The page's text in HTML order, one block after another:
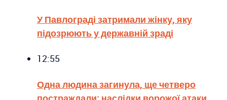
У Павлограді затримали жінку, яку
підозрюють у державній зраді
12:55
Одна людина загинула, ще четверо